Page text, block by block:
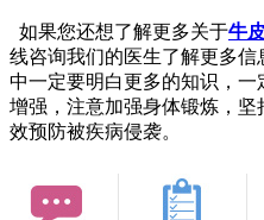
如果您还想了解更多关于牛
线咨询我们的医生了解更多
中一定要明白更多的知识，
增强，注意加强身体锻炼，
效预防被疾病侵袭。